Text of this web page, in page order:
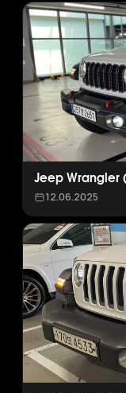
Jeep Wrangler
12.06.2025